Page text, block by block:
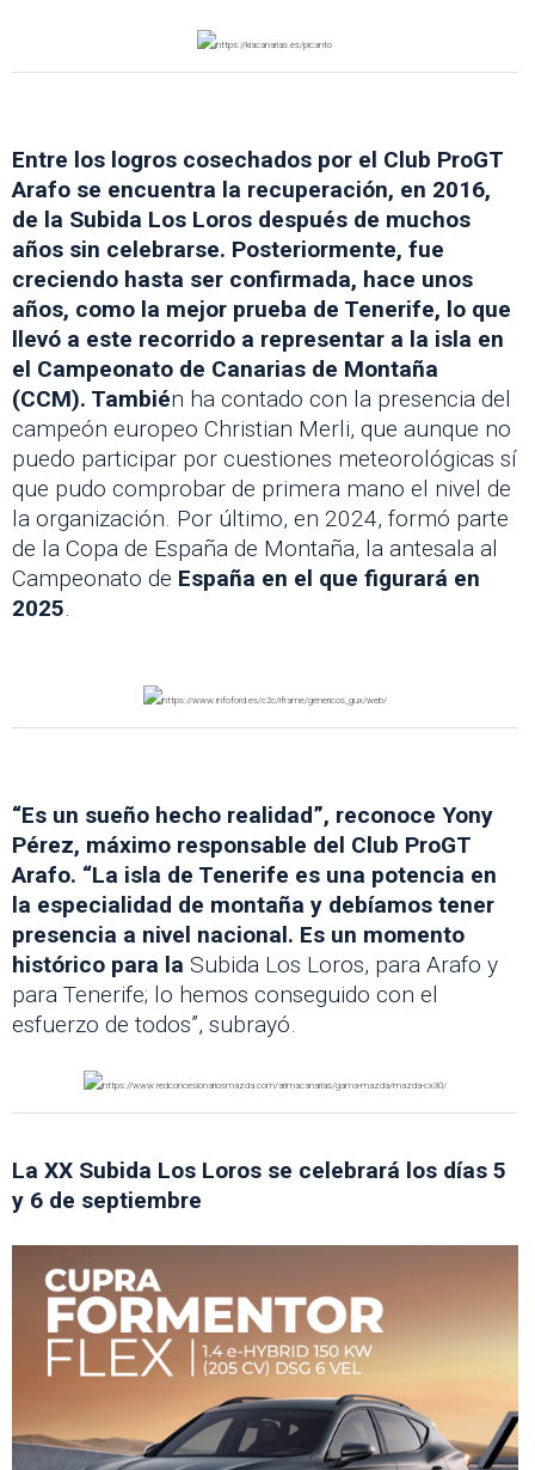
Entre los logros cosechados por el Club ProGT
Arafo se encuentra la recuperación, en 2016,
de la Subida Los Loros después de muchos
años sin celebrarse. Posteriormente, fue
creciendo hasta ser confirmada, hace unos
años, como la mejor prueba de Tenerife, lo que
llevó a este recorrido a representar a la isla en
el Campeonato de Canarias de Montaña
(CCM). También ha contado con la presencia del
campeón europeo Christian Merli, que aunque no
puedo participar por cuestiones meteorológicas sí
que pudo comprobar de primera mano el nivel de
la organización. Por último, en 2024, formó parte
de la Copa de España de Montaña, la antesala al
Campeonato de España en el que figurará en
2025.
“Es un sueño hecho realidad”, reconoce Yony
Pérez, máximo responsable del Club ProGT
Arafo. “La isla de Tenerife es una potencia en
la especialidad de montaña y debíamos tener
presencia a nivel nacional. Es un momento
histórico para la Subida Los Loros, para Arafo y
para Tenerife; lo hemos conseguido con el
esfuerzo de todos”, subrayó.
La XX Subida Los Loros se celebrará los días 5
y 6 de septiembre